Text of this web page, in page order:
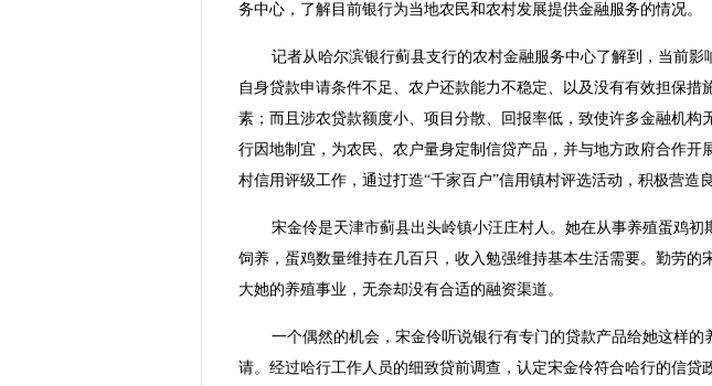
务中心，了解目前银行为当地农民和农村发展提供金融服务的情况。
记者从哈尔滨银行蓟县支行的农村金融服务中心了解到，当前影
自身贷款申请条件不足、农户还款能力不稳定、以及没有有效担保措
素；而且涉农贷款额度小、项目分散、回报率低，致使许多金融机构
行因地制宜，为农民、农户量身定制信贷产品，并与地方政府合作开
村信用评级工作，通过打造“千家百户”信用镇村评选活动，积极营造
宋金伶是天津市蓟县出头岭镇小汪庄村人。她在从事养殖蛋鸡初
饲养，蛋鸡数量维持在几百只，收入勉强维持基本生活需要。勤劳的
大她的养殖事业，无奈却没有合适的融资渠道。
一个偶然的机会，宋金伶听说银行有专门的贷款产品给她这样的
请。经过哈行工作人员的细致贷前调查，认定宋金伶符合哈行的信贷